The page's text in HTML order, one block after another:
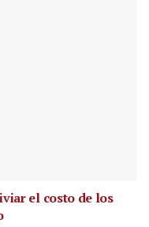
el costo de los